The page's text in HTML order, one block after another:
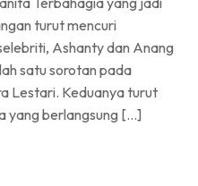
turut mencuri
Ashanty dan Anang
satu sorotan pada
Lestari. Keduanya turut
yang berlangsung […]